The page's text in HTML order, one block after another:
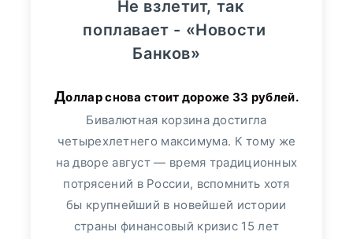
Не взлетит, так
поплавает - «Новости
Банков»
Доллар снова стоит дороже 33 рублей.
Бивалютная корзина достигла
четырехлетнего максимума. К тому же
на дворе август — время традиционных
потрясений в России, вспомнить хотя
бы крупнейший в новейшей истории
страны финансовый кризис 15 лет